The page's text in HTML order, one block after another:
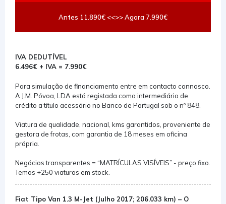
Antes 11.890€ <<>> Agora 7.990€
IVA DEDUTÍVEL
6.496€ + IVA = 7.990€
Para simulação de financiamento entre em contacto connosco.
A J.M. Póvoa, LDA está registada como intermediário de
crédito a título acessório no Banco de Portugal sob o nº 848.
Viatura de qualidade, nacional, kms garantidos, proveniente de
gestora de frotas, com garantia de 18 meses em oficina
própria.
Negócios transparentes = “MATRÍCULAS VISÍVEIS” - preço fixo.
Temos +250 viaturas em stock.
Fiat Tipo Van 1.3 M-Jet (Julho 2017; 206.033 km) – O